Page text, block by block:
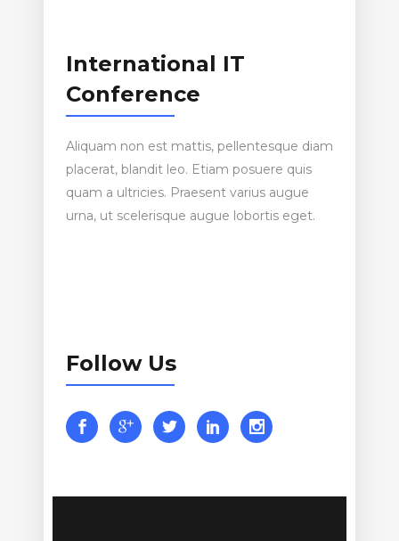
International IT
Conference
Aliquam non est mattis, pellentesque diam
placerat, blandit leo. Etiam posuere quis
quam a ultricies. Praesent varius augue
urna, ut scelerisque augue lobortis eget.
Follow Us